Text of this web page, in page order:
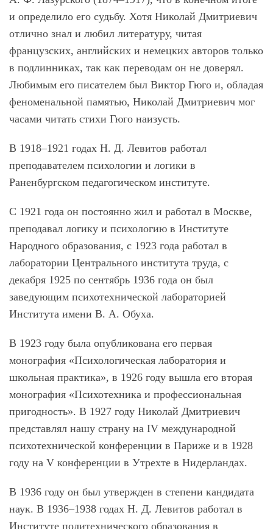
и определило его судьбу. Хотя Николай Дмитриевич
отлично знал и любил литературу, читая
французских, английских и немецких авторов только
в подлинниках, так как переводам он не доверял.
Любимым его писателем был Виктор Гюго и, обладая
феноменальной памятью, Николай Дмитриевич мог
часами читать стихи Гюго наизусть.
В 1918–1921 годах Н. Д. Левитов работал
преподавателем психологии и логики в
Раненбургском педагогическом институте.
С 1921 года он постоянно жил и работал в Москве,
преподавал логику и психологию в Институте
Народного образования, с 1923 года работал в
лаборатории Центрального института труда, с
декабря 1925 по сентябрь 1936 года он был
заведующим психотехнической лабораторией
Института имени В. А. Обуха.
В 1923 году была опубликована его первая
монография «Психологическая лаборатория и
школьная практика», в 1926 году вышла его вторая
монография «Психотехника и профессиональная
пригодность». В 1927 году Николай Дмитриевич
представлял нашу страну на IV международной
психотехнической конференции в Париже и в 1928
году на V конференции в Утрехте в Нидерландах.
В 1936 году он был утвержден в степени кандидата
наук. В 1936–1938 годах Н. Д. Левитов работал в
Институте политехнического образования в